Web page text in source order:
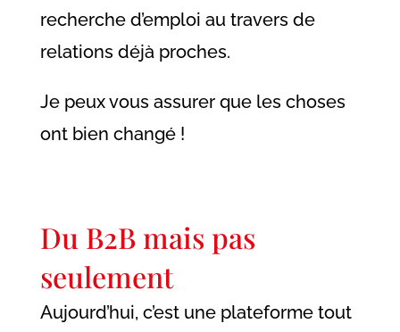
recherche d’emploi au travers de
relations déjà proches.
Je peux vous assurer que les choses
ont bien changé !
Du B2B mais pas
seulement
Aujourd’hui, c’est une plateforme tout